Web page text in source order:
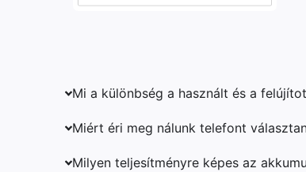
Mi a különbség a használt és a
Miért éri meg nálunk telefont
Milyen teljesítményre képes az